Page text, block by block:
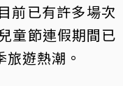
前已有許多場次
童節連假期間已
遊熱潮。